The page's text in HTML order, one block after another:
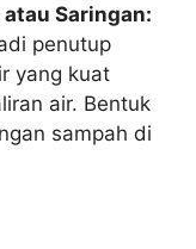
Saringan:
penutup
yang kuat
air. Bentuk
sampah di